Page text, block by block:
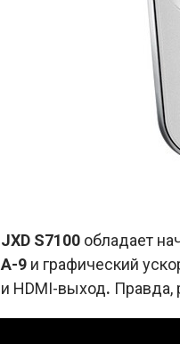
JXD S7100 обладает
A-9и графический
и HDMI-выход. Правда,